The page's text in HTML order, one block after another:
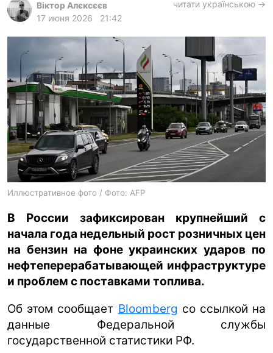
харьков
архив
gambling
ua ru en
Віктор Алєксєєв
17 июня 2026
21:42
читати українською →
Иллюстративное фото / Фото: AFP
В России зафиксирован крупнейший с
начала года недельный рост розничных цен
на бензин на фоне украинских ударов по
нефтеперерабатывающей инфраструктуре
и проблем с поставками топлива.
Об этом сообщает Bloomberg со ссылкой на
данные Федеральной службы
государственной статистики РФ.